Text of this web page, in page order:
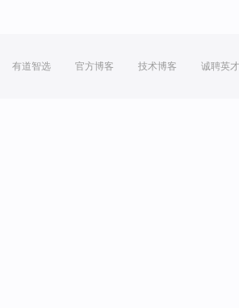
有道智选 官方博客 技术博客 诚聘英才